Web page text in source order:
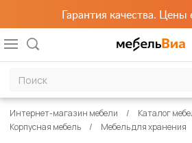
Гарантия качества.
Интернет-магазин мебели
Каталог
Корпусная мебель
Мебель для хранения